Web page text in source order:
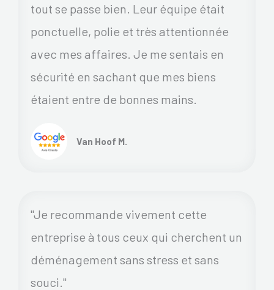
tout se passe bien. Leur équipe était
ponctuelle, polie et très attentionnée
avec mes affaires. Je me sentais en
sécurité en sachant que mes biens
étaient entre de bonnes mains.
Van Hoof M.
"Je recommande vivement cette
entreprise à tous ceux qui cherchent un
déménagement sans stress et sans
souci."